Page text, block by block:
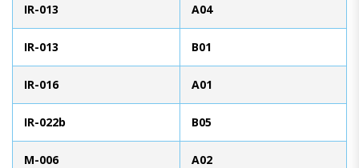
IR-013 A04
IR-013 B01
IR-016 A01
IR-022b B05
M-006 A02